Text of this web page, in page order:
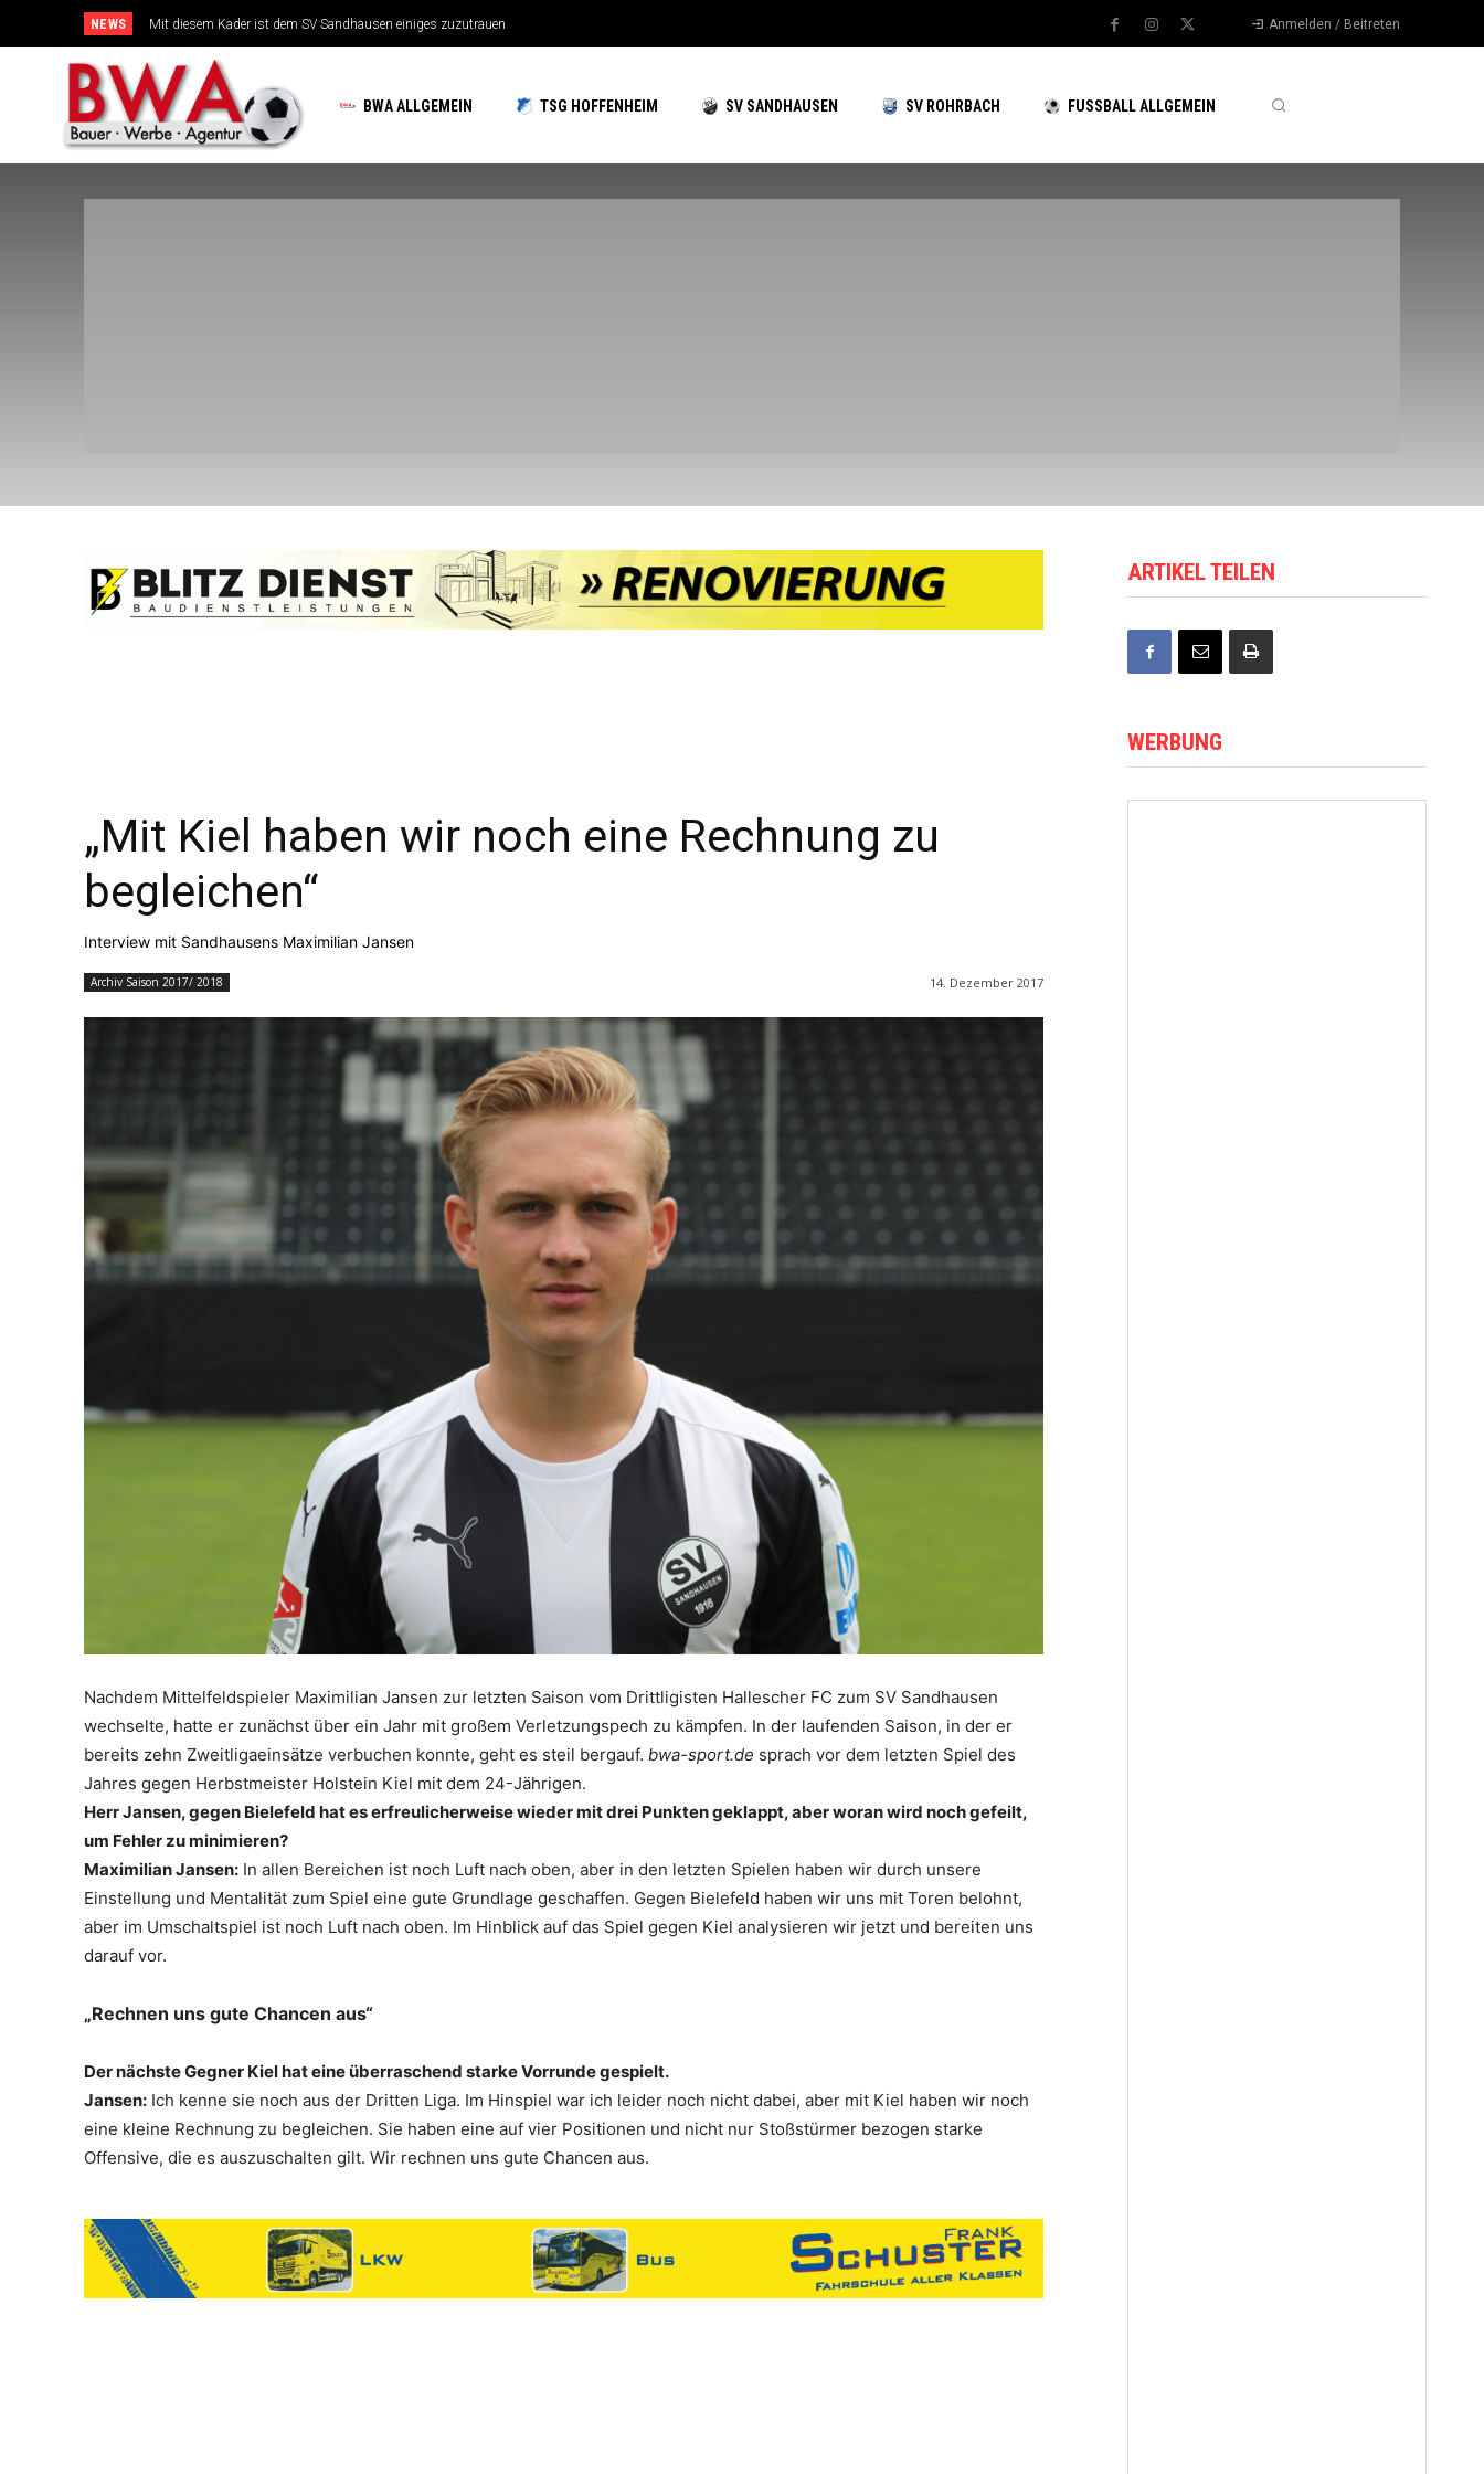
NEWS Mit diesem Kader ist dem SV Sandhausen einiges zuzutrauen
TSG-Erfolgsarchitekten sehen sich für den Tanz auf drei Hochzeiten gut aufgestellt Anmelden / Beitreten
BWA ALLGEMEIN TSG HOFFENHEIM SV SANDHAUSEN SV ROHRBACH FUSSBALL ALLGEMEIN
„Mit Kiel haben wir noch eine Rechnung zu
begleichen“
Interview mit Sandhausens Maximilian Jansen
Archiv Saison 2017/ 2018 14. Dezember 2017
Nachdem Mittelfeldspieler Maximilian Jansen zur letzten Saison vom Drittligisten Hallescher FC zum SV Sandhausen
wechselte, hatte er zunächst über ein Jahr mit großem Verletzungspech zu kämpfen. In der laufenden Saison, in der er
bereits zehn Zweitligaeinsätze verbuchen konnte, geht es steil bergauf. bwa-sport.de sprach vor dem letzten Spiel des
Jahres gegen Herbstmeister Holstein Kiel mit dem 24-Jährigen.
Herr Jansen, gegen Bielefeld hat es erfreulicherweise wieder mit drei Punkten geklappt, aber woran wird noch gefeilt,
um Fehler zu minimieren?
Maximilian Jansen: In allen Bereichen ist noch Luft nach oben, aber in den letzten Spielen haben wir durch unsere
Einstellung und Mentalität zum Spiel eine gute Grundlage geschaffen. Gegen Bielefeld haben wir uns mit Toren belohnt,
aber im Umschaltspiel ist noch Luft nach oben. Im Hinblick auf das Spiel gegen Kiel analysieren wir jetzt und bereiten uns
darauf vor.
„Rechnen uns gute Chancen aus“
Der nächste Gegner Kiel hat eine überraschend starke Vorrunde gespielt.
Jansen: Ich kenne sie noch aus der Dritten Liga. Im Hinspiel war ich leider noch nicht dabei, aber mit Kiel haben wir noch
eine kleine Rechnung zu begleichen. Sie haben eine auf vier Positionen und nicht nur Stoßstürmer bezogen starke
Offensive, die es auszuschalten gilt. Wir rechnen uns gute Chancen aus.
ARTIKEL TEILEN
WERBUNG